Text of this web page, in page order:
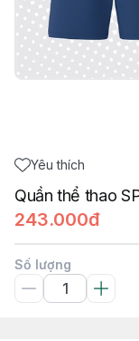
Yêu thích
Quần thể thao
243.000đ
Số lượng